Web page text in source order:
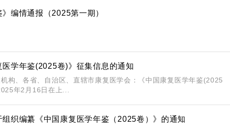
》编情通报（2025第一期）
学年鉴(2025卷)》征集信息的通知
构、各省、自治区、直辖市康复医学会：《中国康复医学年鉴(2025
年2月16日在上...
织编纂《中国康复医学年鉴（2025卷）》的通知